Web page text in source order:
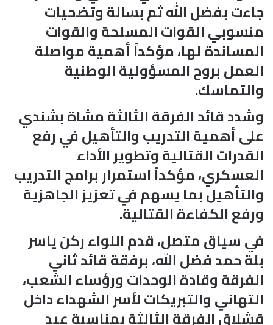
جاءت بفضل الله ثم بسالة وتضحيات
منسوبي القوات المسلحة والقوات
المساندة لها، مؤكداً أهمية مواصلة
العمل بروح المسؤولية الوطنية
والتماسك.
وشدد قائد الفرقة الثالثة مشاة بشندي
على أهمية التدريب والتأهيل في رفع
القدرات القتالية وتطوير الأداء
العسكري، مؤكداً استمرار برامج التدريب
والتأهيل بما يسهم في تعزيز الجاهزية
ورفع الكفاءة القتالية.
في سياق متصل، قدم اللواء ركن ياسر
بلة حمد فضل الله، برفقة قائد ثاني
الفرقة وقادة الوحدات ورؤساء الشعب،
التهاني والتبريكات لأسر الشهداء داخل
قشلاق الفرقة الثالثة بمناسبة عيد